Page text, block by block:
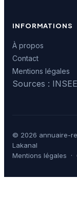
INFORMATIONS
À propos
Contact
Mentions légales
Sources :
© 2026 annuaire-
Lakanal
Mentions légales ·